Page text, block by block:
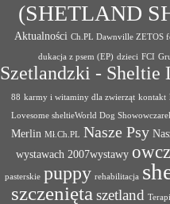
(SHETLAND
Aktualności Ch.PL Dawnville ZETOS
dukacja z psem (EP) dzieci FCI
Szetlandzki - Sheltie
88 karmy i witaminy dla zwierząt kontakt
Lovesome sheltieWorld Dog
Merlin Mł.Ch.PL Nasze Psy
wystawach 2007wystawy
pasterskie puppy rehabilitacja
szczenięta szetland